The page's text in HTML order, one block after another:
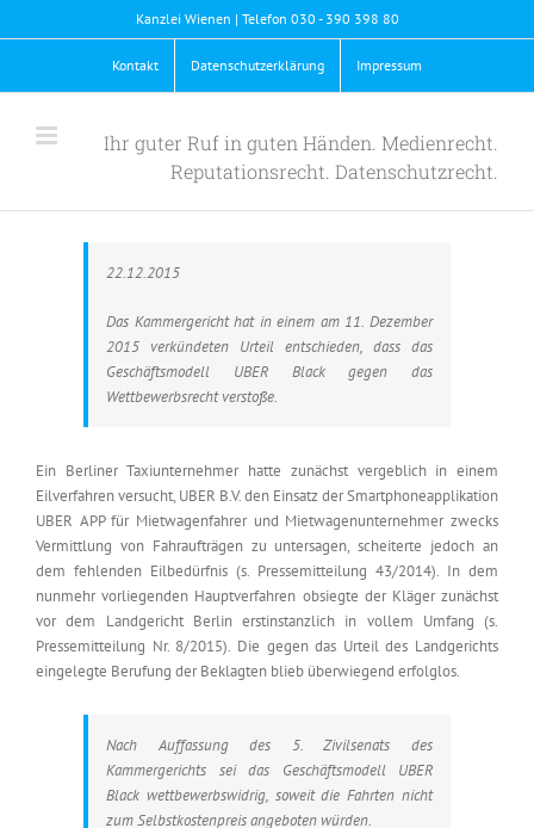
to
Kanzlei Wienen | Telefon 030 - 390 398 80
Kontakt Datenschutzerklärung Impressum
Ihr guter Ruf in guten Händen. Medienrecht.
Reputationsrecht. Datenschutzrecht.
22.12.2015
Das Kammergericht hat in einem am 11. Dezember
2015 verkündeten Urteil entschieden, dass das
Geschäftsmodell UBER Black gegen das
Wettbewerbsrecht verstoße.
Ein Berliner Taxiunternehmer hatte zunächst vergeblich in einem
Eilverfahren versucht, UBER B.V. den Einsatz der Smartphoneapplikation
UBER APP für Mietwagenfahrer und Mietwagenunternehmer zwecks
Vermittlung von Fahraufträgen zu untersagen, scheiterte jedoch an
dem fehlenden Eilbedürfnis (s. Pressemitteilung 43/2014). In dem
nunmehr vorliegenden Hauptverfahren obsiegte der Kläger zunächst
vor dem Landgericht Berlin erstinstanzlich in vollem Umfang (s.
Pressemitteilung Nr. 8/2015). Die gegen das Urteil des Landgerichts
eingelegte Berufung der Beklagten blieb überwiegend erfolglos.
Nach Auffassung des 5. Zivilsenats des
Kammergerichts sei das Geschäftsmodell UBER
Black wettbewerbswidrig, soweit die Fahrten nicht
zum Selbstkostenpreis angeboten würden.